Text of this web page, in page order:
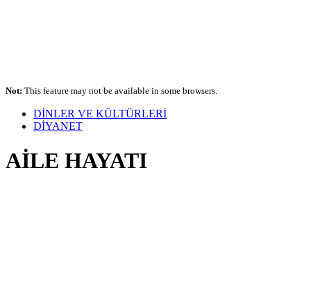
Not: This feature may not be available in some browsers.
DİNLER VE KÜLTÜRLERİ
DİYANET
AİLE HAYATI